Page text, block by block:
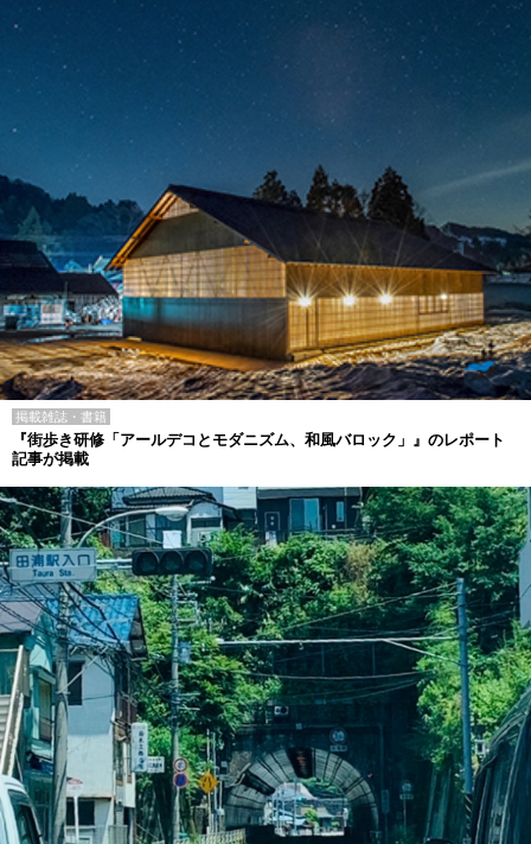
掲載雑誌・書籍
『街歩き研修「アールデコとモダニズム、和風バロック」』のレポート
記事が掲載